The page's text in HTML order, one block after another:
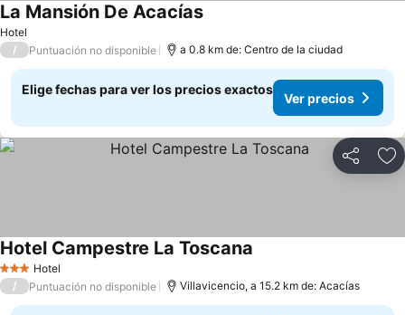
Hotel
La Mansión De AcacíasVer precios
/ Puntuación no disponible a 0.8 km de: Centro de la ciudad
Elige fechas para ver los precios exactos
Ver precios
Compartir
3 Estrellas
Hotel
Hotel Campestre La Toscana
/ Puntuación no disponible Villavicencio, a 15.2 km de: Acacías